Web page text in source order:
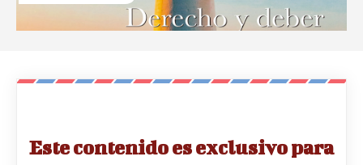
Este contenido es exclusivo para